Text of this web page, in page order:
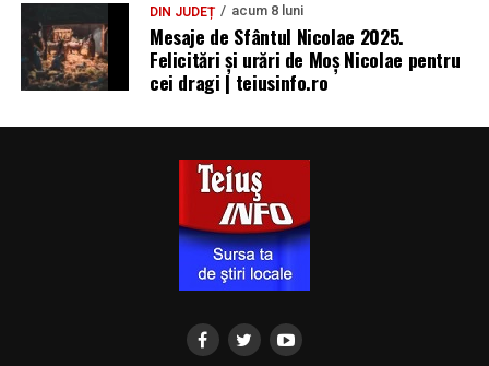
DIN JUDEȚ acum 8 luni
Mesaje de Sfântul Nicolae 2025.
Felicitări și urări de Moș Nicolae pentru
cei dragi | teiusinfo.ro